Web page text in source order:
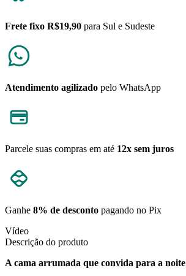
Frete fixo R$19,90 para Sul e Sudeste
Atendimento agilizado pelo WhatsApp
Parcele suas compras em até 12x sem juros
Ganhe 8% de desconto pagando no Pix
Vídeo
Descrição do produto
A cama arrumada que convida para a noite